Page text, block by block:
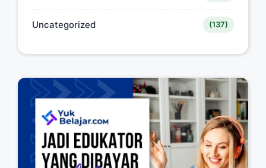
Uncategorized (137)